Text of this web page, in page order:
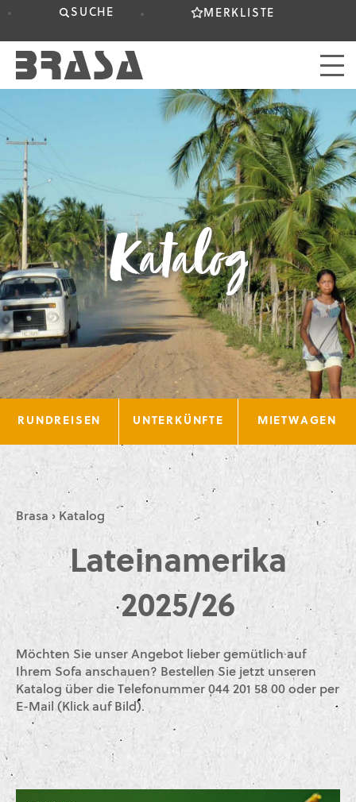
SUCHE MERKLISTE
Katalog
RUNDREISEN UNTERKÜNFTE MIETWAGEN
Brasa › Katalog
Lateinamerika
2025/26
Möchten Sie unser Angebot lieber gemütlich auf
Ihrem Sofa anschauen? Bestellen Sie jetzt unseren
Katalog über die Telefonummer 044 201 58 00 oder per
E-Mail (Klick auf Bild).